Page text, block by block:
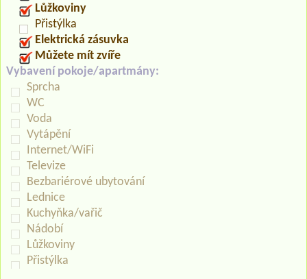
Lůžkoviny
Přistýlka
Elektrická zásuvka
Můžete mít zvíře
Vybavení pokoje/apartmány:
Sprcha
WC
Voda
Vytápění
Internet/WiFi
Televize
Bezbariérové ubytování
Lednice
Kuchyňka/vařič
Nádobí
Lůžkoviny
Přistýlka